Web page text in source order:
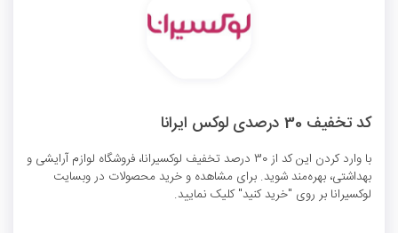
کد تخفیف 30 درصدی لوکس ایرانا
با وارد کردن این کد از 30 درصد تخفیف لوکسیرانا، فروشگاه لوازم آرایشی و
بهداشتی، بهره‌مند شوید. برای مشاهده و خرید محصولات در وبسایت
لوکسیرانا بر روی "خرید کنید" کلیک نمایید.